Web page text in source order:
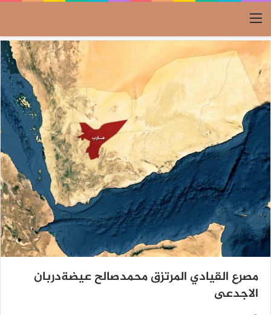
القائمة
مصرع القيادي المرتزق محمدصالح عيضةدربان
الاجدعى